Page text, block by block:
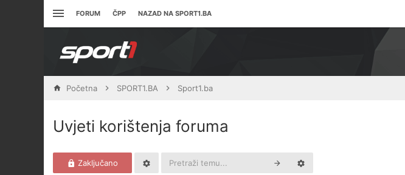
FORUM ČPP NAZAD NA SPORT1.BA
Početna SPORT1.BA Sport1.ba
Uvjeti korištenja foruma
Zaključano